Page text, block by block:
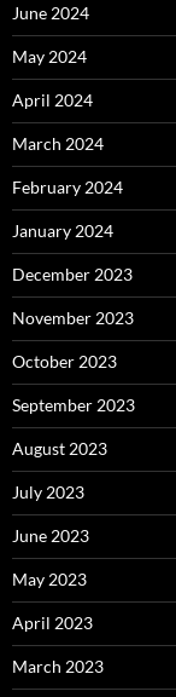
June 2024
May 2024
April 2024
March 2024
February 2024
January 2024
December 2023
November 2023
October 2023
September 2023
August 2023
July 2023
June 2023
May 2023
April 2023
March 2023